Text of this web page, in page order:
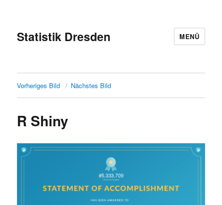
Statistik Dresden MENÜ
Vorheriges Bild Nächstes Bild
R Shiny